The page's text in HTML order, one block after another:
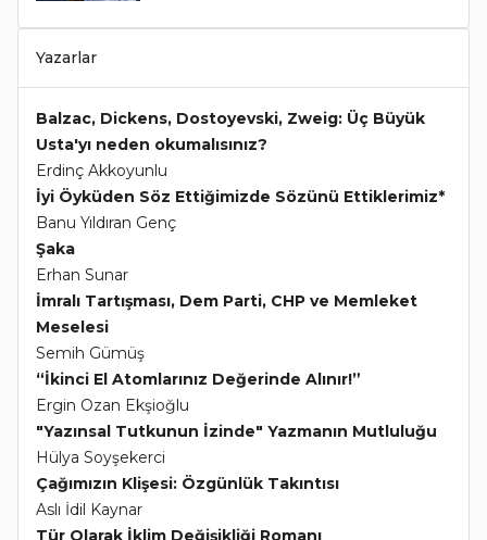
Yazarlar
Balzac, Dickens, Dostoyevski, Zweig: Üç Büyük
Usta'yı neden okumalısınız?
Erdinç Akkoyunlu
İyi Öyküden Söz Ettiğimizde Sözünü Ettiklerimiz*
Banu Yıldıran Genç
Şaka
Erhan Sunar
İmralı Tartışması, Dem Parti, CHP ve Memleket
Meselesi
Semih Gümüş
“İkinci El Atomlarınız Değerinde Alınır!”
Ergin Ozan Ekşioğlu
"Yazınsal Tutkunun İzinde" Yazmanın Mutluluğu
Hülya Soyşekerci
Çağımızın Klişesi: Özgünlük Takıntısı
Aslı İdil Kaynar
Tür Olarak İklim Değişikliği Romanı